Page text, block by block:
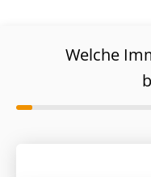
Welche